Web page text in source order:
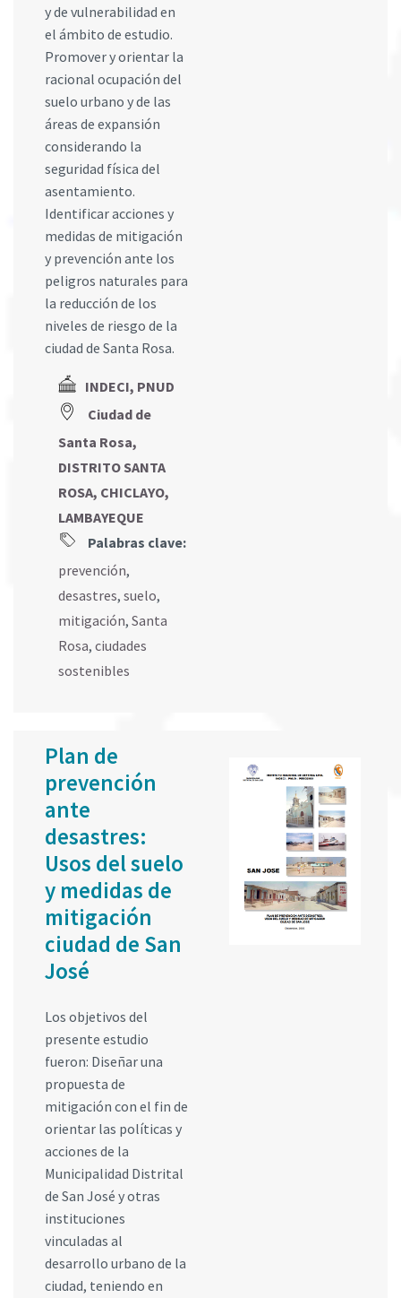
y de vulnerabilidad en
el ámbito de estudio.
Promover y orientar la
racional ocupación del
suelo urbano y de las
áreas de expansión
considerando la
seguridad física del
asentamiento.
Identificar acciones y
medidas de mitigación
y prevención ante los
peligros naturales para
la reducción de los
niveles de riesgo de la
ciudad de Santa Rosa.
INDECI, PNUD
Ciudad de
Santa Rosa,
DISTRITO SANTA
ROSA, CHICLAYO,
LAMBAYEQUE
Palabras clave:
prevención,
desastres, suelo,
mitigación, Santa
Rosa, ciudades
sostenibles
Plan de
prevención
ante
desastres:
Usos del suelo
y medidas de
mitigación
ciudad de San
José
Los objetivos del
presente estudio
fueron: Diseñar una
propuesta de
mitigación con el fin de
orientar las políticas y
acciones de la
Municipalidad Distrital
de San José y otras
instituciones
vinculadas al
desarrollo urbano de la
ciudad, teniendo en